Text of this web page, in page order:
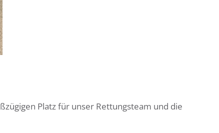
Platz für unser Rettungsteam und die